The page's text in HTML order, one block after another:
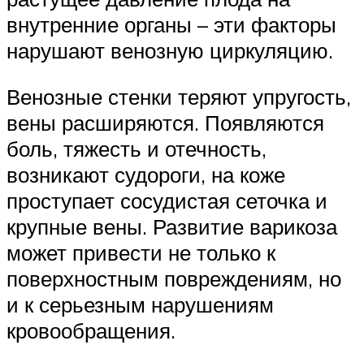
внутренние органы – эти факторы
нарушают венозную циркуляцию.
Венозные стенки теряют упругость,
вены расширяются. Появляются
боль, тяжесть и отечность,
возникают судороги, на коже
проступает сосудистая сеточка и
крупные вены. Развитие варикоза
может привести не только к
поверхностным повреждениям, но
и к серьезным нарушениям
кровообращения.